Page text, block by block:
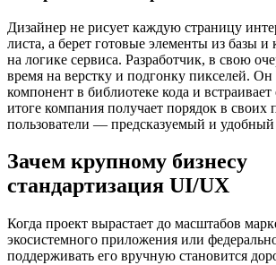
Дизайнер не рисует каждую страницу
листа, а берет готовые элементы из базы и
на логике сервиса. Разработчик, в свою
время на верстку и подгонку пикселей.
компонент в библиотеке кода и встраивает
итоге компания получает порядок в своих
пользователи — предсказуемый и
Зачем крупному бизнесу
стандартизация UI/UX
Когда проект вырастает до масштабов
экосистемного приложения или
поддерживать его вручную становится